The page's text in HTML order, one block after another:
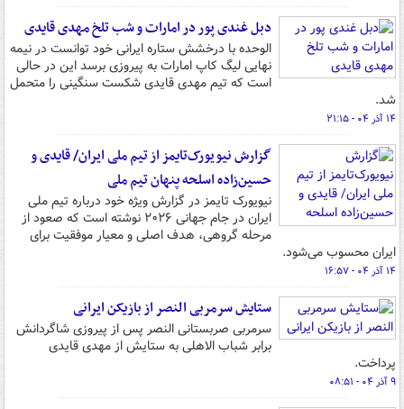
دبل غندی پور در امارات و شب تلخ مهدی قایدی
الوحده با درخشش ستاره ایرانی خود توانست در نیمه
نهایی لیگ کاپ امارات به پیروزی برسد این در حالی
است که تیم مهدی قایدی شکست سنگینی را متحمل
شد.
۱۴ آذر ۰۴ - ۲۱:۱۵
گزارش نیویورک‌تایمز از تیم ملی ایران/ قایدی و
حسین‌زاده اسلحه پنهان تیم ملی
نیویورک تایمز در گزارش ویژه خود درباره تیم ملی
ایران در جام جهانی ۲۰۲۶ نوشته است که صعود از
مرحله گروهی، هدف اصلی و معیار موفقیت برای
ایران محسوب می‌شود.
۱۴ آذر ۰۴ - ۱۶:۵۷
ستایش سرمربی النصر از بازیکن ایرانی
سرمربی صربستانی النصر پس از پیروزی شاگردانش
برابر شباب الاهلی به ستایش از مهدی قایدی
پرداخت.
۹ آذر ۰۴ - ۰۸:۵۱